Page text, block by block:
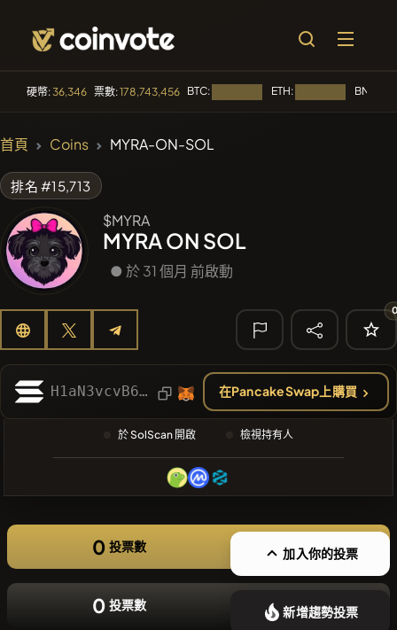
硬幣:36,346 票數:178,743,456 BTC: ETH: BNB:
FYRA
Boss cat BCT
#2569
🔎 最近的搜
尋
❌沒有近期
的幣種
首頁 Coins MYRA-ON-SOL
排名 #15,713
$MYRA
MYRA ON SOL
● 於 31 個月 前啟動
H1aN3vcvB68eaFPbMkoAss3vnfi4AhP5C2dpnrZzdBc7 在PancakeSwap上購買
於 SolScan 開啟 檢視持有人
0 投票數 加入你的投票
0 投票數 新增趨勢投票